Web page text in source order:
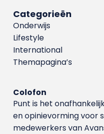
Categorieën
Onderwijs
Lifestyle
International
Themapagina’s
Colofon
Punt is het
en opinievorming voor
medewerkers van